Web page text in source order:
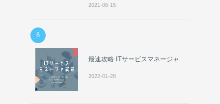
2021-06-15
6
最速攻略 ITサービスマネージャ
2022-01-28